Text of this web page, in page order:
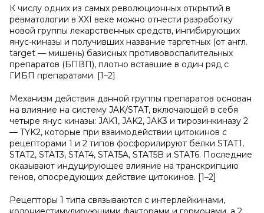
К числу одних из самых революционных открытий в
ревматологии в XXI веке можно отнести разработку
новой группы лекарственных средств, ингибирующих
янус-киназы и получивших название таргетных (от англ.
target — мишень) базисных противовоспалительных
препаратов (БПВП), плотно вставшие в один ряд с
ГИБП препаратами. [1–2]
Механизм действия данной группы препаратов основан
на влияние на систему JAK/STAT, включающей в себя
четыре янус киназы: JAK1, JAK2, JAK3 и тирозинкиназу 2
— TYK2, которые при взаимодействии цитокинов с
рецепторами 1 и 2 типов фосфорилируют белки STAT1,
STAT2, STAT3, STAT4, STAT5A, STAT5B и STAT6. Последние
оказывают индуцирующее влияние на транскрипцию
генов, опосредующих действие цитокинов. [1–2]
Рецепторы 1 типа связываются с интерлейкинами,